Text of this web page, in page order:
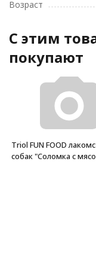
Возраст
C этим
покупают
Triol FUN FOOD
собак "Соломка с